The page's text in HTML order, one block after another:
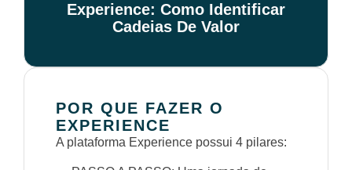
Experience: Como Identificar
Cadeias De Valor
POR QUE FAZER O
EXPERIENCE
A plataforma Experience possui 4 pilares: